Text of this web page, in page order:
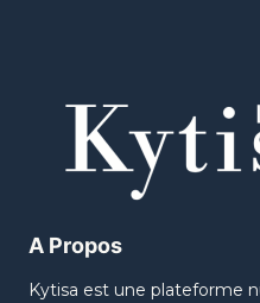
A Propos
Kytisa est une plateforme